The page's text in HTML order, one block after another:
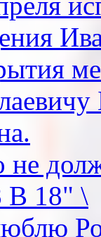
не
В 18" \